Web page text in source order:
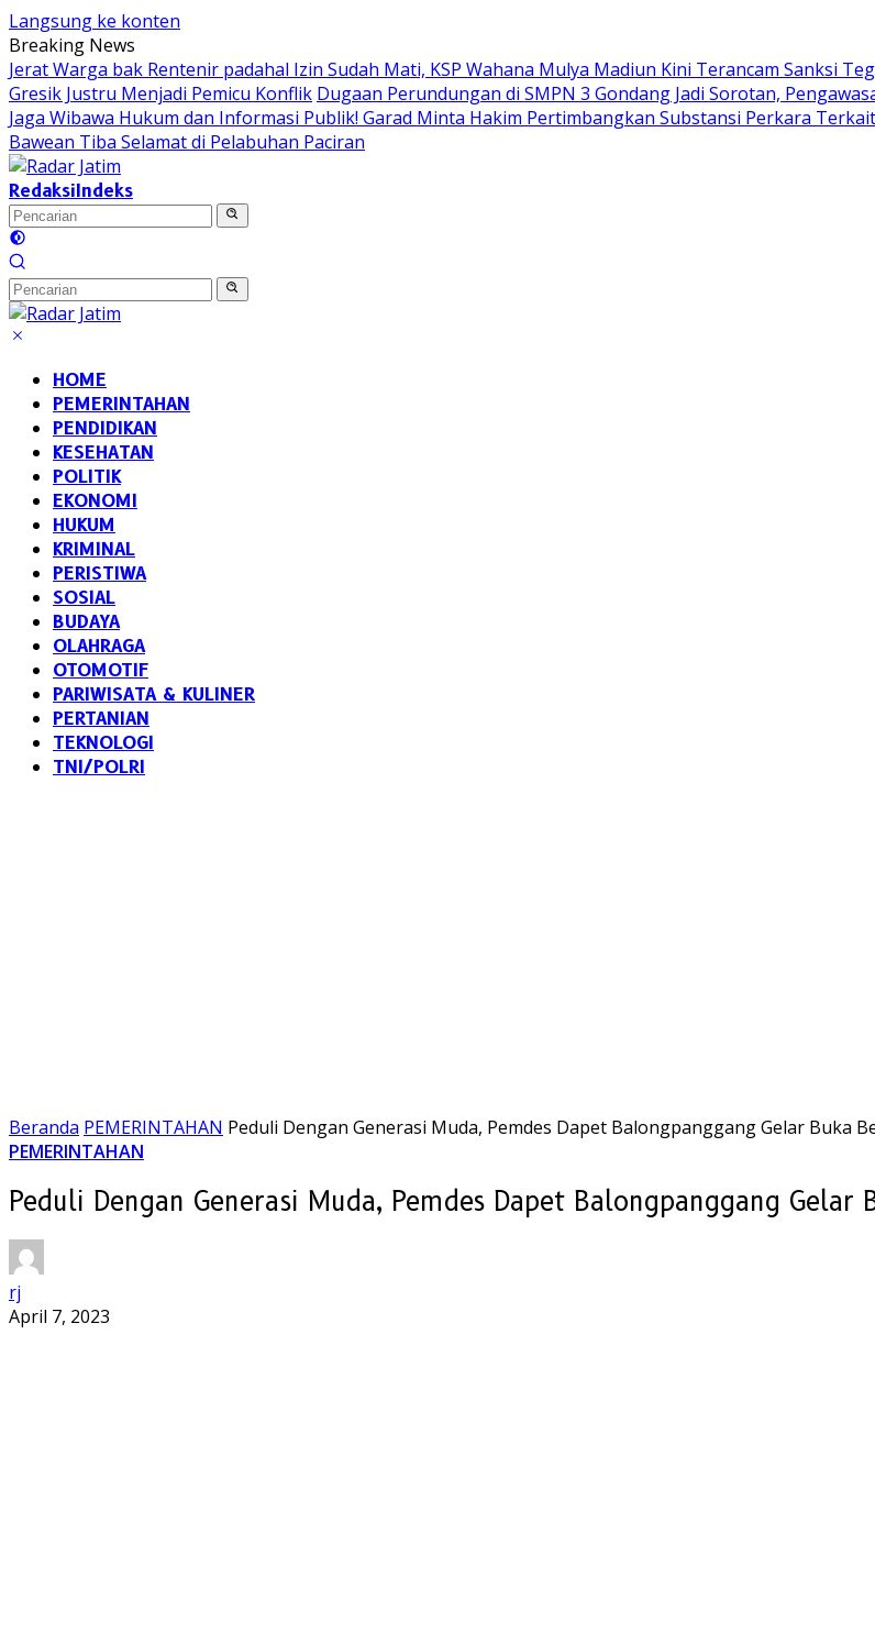
Langsung ke konten
Breaking News
Jerat Warga bak Rentenir padahal Izin Sudah Mati, KSP Wahana Mulya Madiun Kini Terancam Sanksi
Gresik Justru Menjadi Pemicu Konflik Dugaan Perundungan di SMPN 3 Gondang Jadi Sorotan,
Jaga Wibawa Hukum dan Informasi Publik! Garad Minta Hakim Pertimbangkan Substansi Perkara
Bawean Tiba Selamat di Pelabuhan Paciran
RedaksiIndeks
HOME
PEMERINTAHAN
PENDIDIKAN
KESEHATAN
POLITIK
EKONOMI
HUKUM
KRIMINAL
PERISTIWA
SOSIAL
BUDAYA
OLAHRAGA
OTOMOTIF
PARIWISATA & KULINER
PERTANIAN
TEKNOLOGI
TNI/POLRI
Beranda PEMERINTAHAN Peduli Dengan Generasi Muda, Pemdes Dapet Balongpanggang Gelar Buka
PEMERINTAHAN
Peduli Dengan Generasi Muda, Pemdes Dapet Balongpanggang Gelar
rj
April 7, 2023